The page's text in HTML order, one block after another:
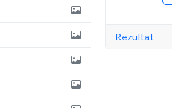
Rezultat